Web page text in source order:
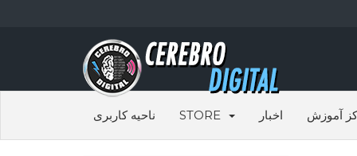
ناحیه کاربری STORE اخبار آموزش